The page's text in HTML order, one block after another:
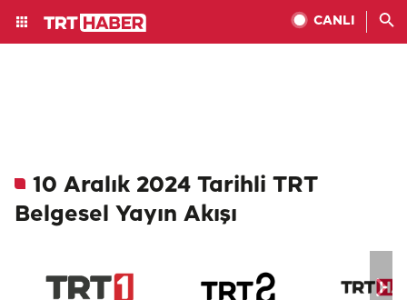
CANLI
10 Aralık 2024 Tarihli TRT
Belgesel Yayın Akışı